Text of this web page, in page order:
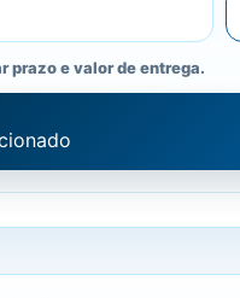
prazo e valor de entrega.